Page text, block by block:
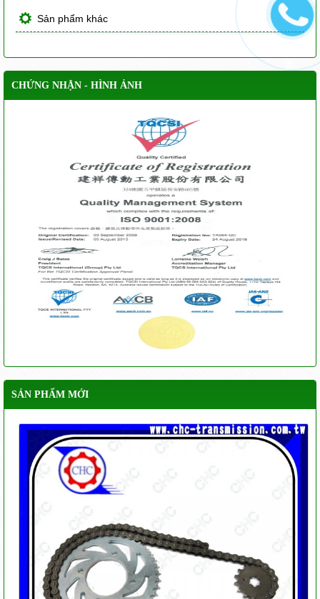
Sản phẩm khác
CHỨNG NHẬN - HÌNH ẢNH
SẢN PHẨM MỚI